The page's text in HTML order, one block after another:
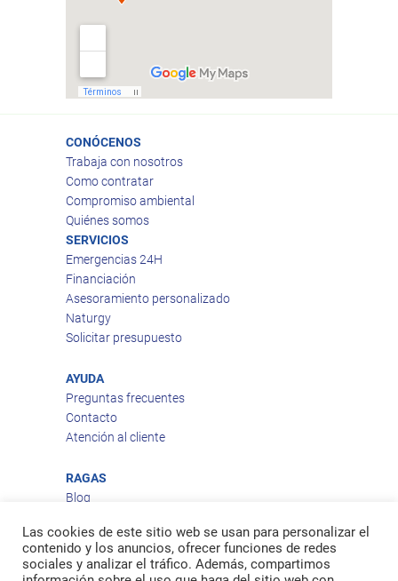
CONÓCENOS
Trabaja con nosotros
Como contratar
Compromiso ambiental
Quiénes somos
SERVICIOS
Emergencias 24H
Financiación
Asesoramiento personalizado
Naturgy
Solicitar presupuesto
AYUDA
Preguntas frecuentes
Contacto
Atención al cliente
RAGAS
Blog
Política de privacidad
Política de cookies
Política de envío
Las cookies de este sitio web se usan para personalizar el
contenido y los anuncios, ofrecer funciones de redes
sociales y analizar el tráfico. Además, compartimos